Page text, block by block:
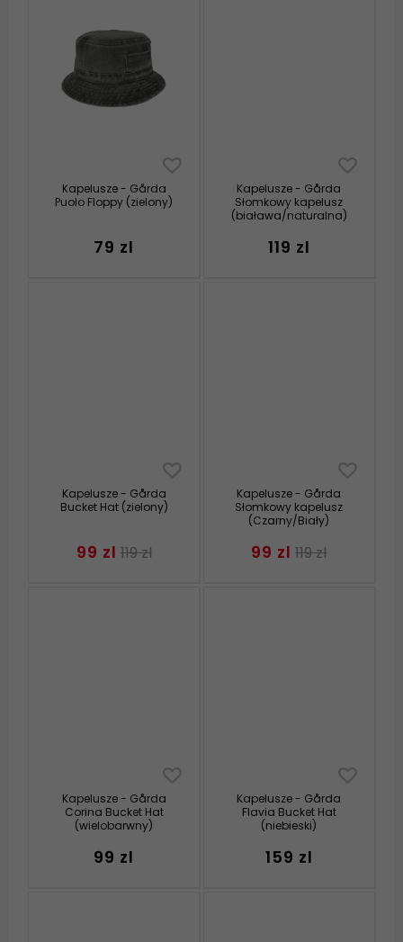
Kapelusze - Gårda
Puolo Floppy (zielony)
79 zl
Kapelusze - Gårda
Słomkowy kapelusz
(biaława/naturalna)
119 zl
Kapelusze - Gårda
Bucket Hat (zielony)
99 zl 119 zl
Kapelusze - Gårda
Słomkowy kapelusz
(Czarny/Biały)
99 zl 119 zl
Kapelusze - Gårda
Corina Bucket Hat
(wielobarwny)
99 zl
Kapelusze - Gårda
Flavia Bucket Hat
(niebieski)
159 zl